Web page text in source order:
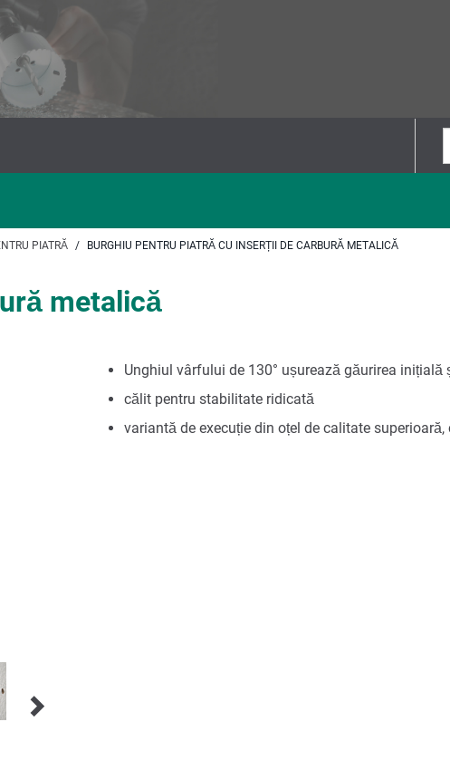
PIATRĂ BURGHIU PENTRU PIATRĂ CU INSERȚII DE CARBURĂ METALICĂ
metalică
Unghiul vârfului de 130° ușurează găurirea inițială
călit pentru stabilitate ridicată
variantă de execuție din oțel de calitate